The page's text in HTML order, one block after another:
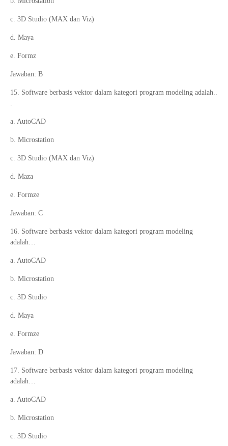
c. 3D Studio (MAX dan Viz)
d. Maya
e. Formz
Jawaban: B
15. Software berbasis vektor dalam kategori program modeling adalah..
a. AutoCAD
b. Microstation
c. 3D Studio (MAX dan Viz)
d. Maza
e. Formze
Jawaban: C
16. Software berbasis vektor dalam kategori program modeling
adalah…
a. AutoCAD
b. Microstation
c. 3D Studio
d. Maya
e. Formze
Jawaban: D
17. Software berbasis vektor dalam kategori program modeling
adalah…
a. AutoCAD
b. Microstation
c. 3D Studio